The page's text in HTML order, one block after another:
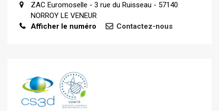
ZAC Euromoselle - 3 rue du Ruisseau - 57140
NORROY LE VENEUR
Afficher le numéro
Contactez-nous